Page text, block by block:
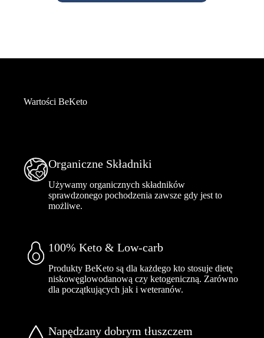
Wartości BeKeto
Organiczne Składniki
Używamy organicznych składników
sprawdzonego pochodzenia zawsze gdy jest to
możliwe.
100% Keto & Low-carb
Produkty BeKeto są dla każdego kto stosuje dietę
niskowęglowodanową czy ketogeniczną. Zarówno
dla początkujących jak i weteranów.
Napędzany dobrym tłuszczem